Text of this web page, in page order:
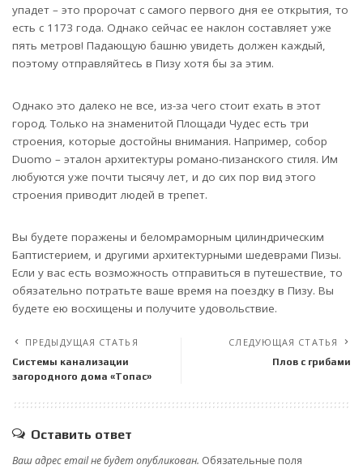
упадет – это пророчат с самого первого дня ее открытия, то
есть с 1173 года. Однако сейчас ее наклон составляет уже
пять метров! Падающую башню увидеть должен каждый,
поэтому отправляйтесь в Пизу хотя бы за этим.
Однако это далеко не все, из-за чего стоит ехать в этот
город. Только на знаменитой Площади Чудес есть три
строения, которые достойны внимания. Например, собор
Duomo – эталон архитектуры романо-пизанского стиля. Им
любуются уже почти тысячу лет, и до сих пор вид этого
строения приводит людей в трепет.
Вы будете поражены и беломраморным цилиндрическим
Баптистерием, и другими архитектурными шедеврами Пизы.
Если у вас есть возможность отправиться в путешествие, то
обязательно потратьте ваше время на поездку в Пизу. Вы
будете ею восхищены и получите удовольствие.
ПРЕДЫДУЩАЯ СТАТЬЯ
Cистемы канализации
загородного дома «Топас»
СЛЕДУЮЩАЯ СТАТЬЯ
Плов с грибами
Оставить ответ
Ваш адрес email не будет опубликован. Обязательные поля